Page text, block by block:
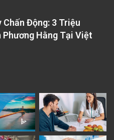
Động: 3 Triệu
Hằng Tại Việt